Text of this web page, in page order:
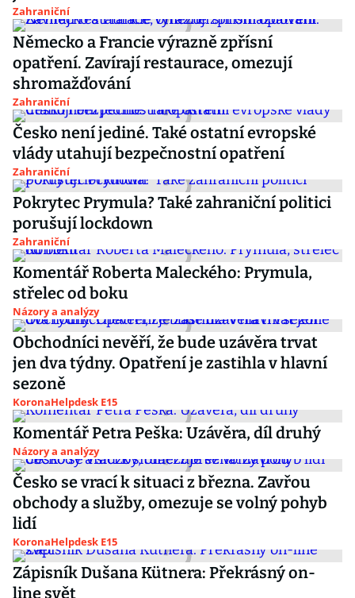
Zahraniční
Německo a Francie výrazně zpřísní
opatření. Zavírají restaurace, omezují
shromažďování
Zahraniční
Česko není jediné. Také ostatní evropské
vlády utahují bezpečnostní opatření
Zahraniční
Pokrytec Prymula? Také zahraniční politici
porušují lockdown
Zahraniční
Komentář Roberta Maleckého: Prymula,
střelec od boku
Názory a analýzy
Obchodníci nevěří, že bude uzávěra trvat
jen dva týdny. Opatření je zastihla v hlavní
sezoně
KoronaHelpdesk E15
Komentář Petra Peška: Uzávěra, díl druhý
Názory a analýzy
Česko se vrací k situaci z března. Zavřou
obchody a služby, omezuje se volný pohyb
lidí
KoronaHelpdesk E15
Zápisník Dušana Kütnera: Překrásný on-
line svět